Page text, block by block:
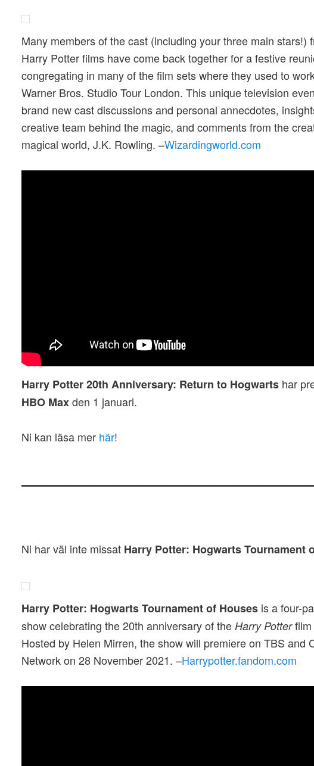
Many members of the cast (including your three main stars!)
Harry Potter films have come back together for a festive
congregating in many of the film sets where they used to
Warner Bros. Studio Tour London. This unique television
brand new cast discussions and personal annecdotes,
creative team behind the magic, and comments from the
magical world, J.K. Rowling. –Wizardingworld.com
Harry Potter 20th Anniversary: Return to Hogwartshar
HBO Maxden 1 januari.
Ni kan läsa mer här!
Ni har väl inte missat Harry Potter: Hogwarts Tournament
Harry Potter: Hogwarts Tournament of Housesis a four-
show celebrating the 20th anniversary of the Harry Potterfilm
Hosted by Helen Mirren, the show will premiere on TBS and
Network on 28 November 2021. –Harrypotter.fandom.com